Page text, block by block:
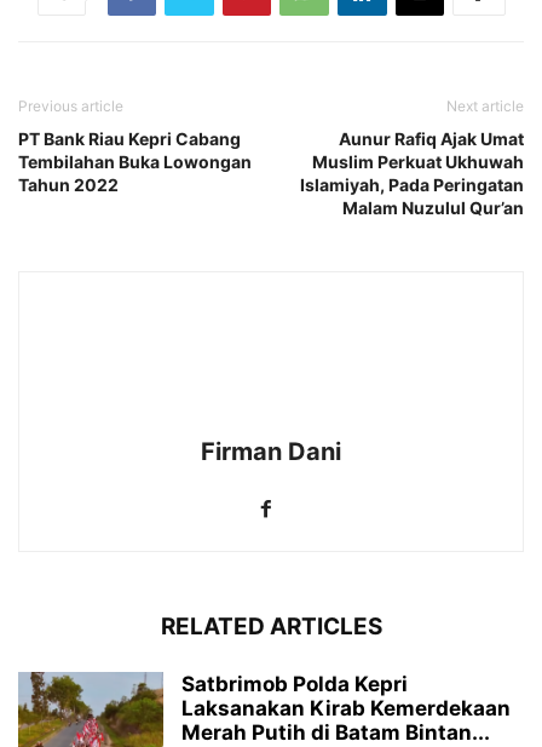
Previous article
PT Bank Riau Kepri Cabang
Tembilahan Buka Lowongan
Tahun 2022
Next article
Aunur Rafiq Ajak Umat
Muslim Perkuat Ukhuwah
Islamiyah, Pada Peringatan
Malam Nuzulul Qur’an
Firman Dani
RELATED ARTICLES
Satbrimob Polda Kepri
Laksanakan Kirab Kemerdekaan
Merah Putih di Batam Bintan...